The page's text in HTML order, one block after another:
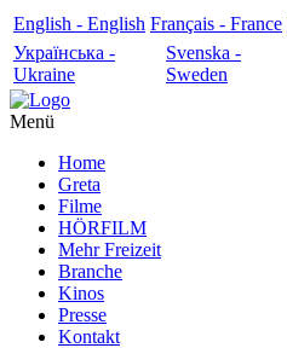
English - English Français - France
Українська -
Ukraine
Svenska -
Sweden
Menü
Home
Greta
Filme
HÖRFILM
Mehr Freizeit
Branche
Kinos
Presse
Kontakt